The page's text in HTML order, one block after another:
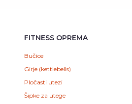
FITNESS OPREMA
Bučice
Girje (kettlebells)
Pločasti utezi
Šipke za utege